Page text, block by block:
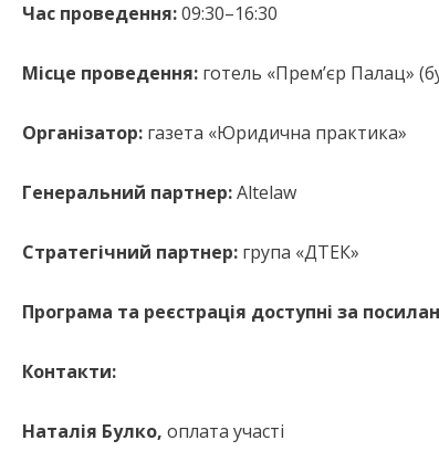
Час проведення:09:30–16:30
Місце проведення: готель «Прем’єр Палац»
Організатор: газета «Юридична практика»
Генеральний партнер:Altelaw
Стратегічний партнер: група «ДТЕК»
Програма та реєстрація доступні за
Контакти:
Наталія Булко, оплата участі